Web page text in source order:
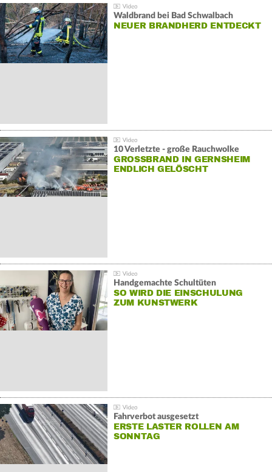
Waldbrand bei Bad Schwalbach
NEUER BRANDHERD ENTDECKT
10 Verletzte - große Rauchwolke
GROSSBRAND IN GERNSHEIM E
NDLICH GELÖSCHT
Handgemachte Schultüten
SO WIRD DIE EINSCHULUNG
ZUM KUNSTWERK
Fahrverbot ausgesetzt
ERSTE LASTER ROLLEN AM
SONNTAG